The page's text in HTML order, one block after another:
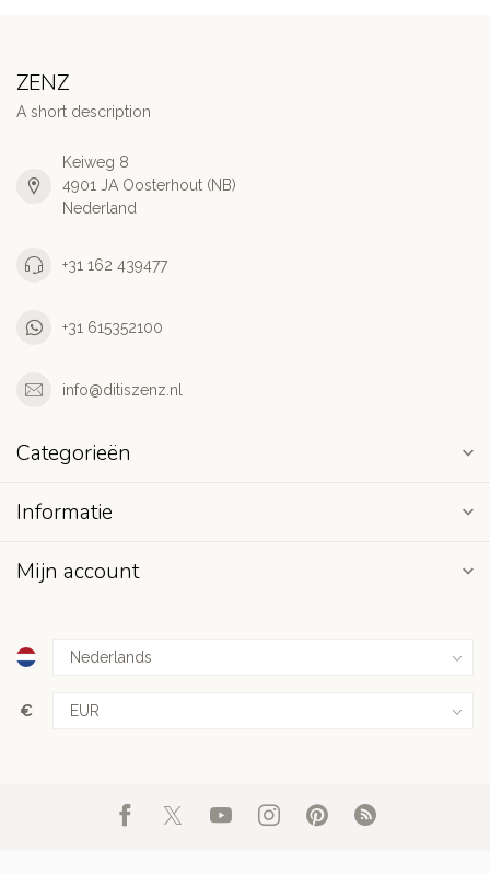
ZENZ
A short description
Keiweg 8
4901 JA Oosterhout (NB)
Nederland
+31 162 439477
+31 615352100
info@ditiszenz.nl
Categorieën
Informatie
Mijn account
€